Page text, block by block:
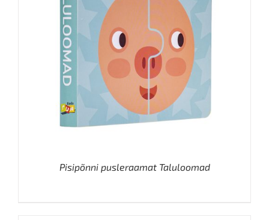
Pisipõnni pusleraamat Taluloomad